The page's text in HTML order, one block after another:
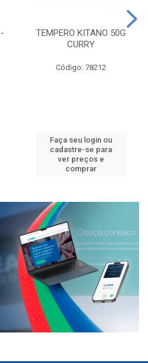
TEMPERO KITANO 50G
CURRY
Código: 78212
Faça seu login ou
cadastre-se para
ver preços e
comprar